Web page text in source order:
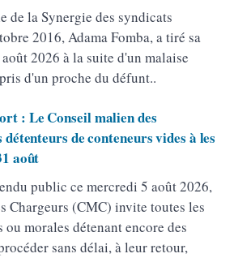
de la Synergie des syndicats
2016, Adama Fomba, a tiré sa
2026 à la suite d'un malaise
d'un proche du défunt..
: Le Conseil malien des
de conteneurs vides à les
août
public ce mercredi 5 août 2026,
Chargeurs (CMC) invite toutes les
ou morales détenant encore des
sans délai, à leur retour,